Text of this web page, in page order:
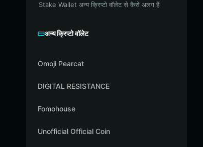
Stake Wallet अन्य क्रिप्टो वॉलेट से कैसे अलग हैं
अन्य क्रिप्टो वॉलेट
Omoji Pearcat
DIGITAL RESISTANCE
Fomohouse
Unofficial Official Coin